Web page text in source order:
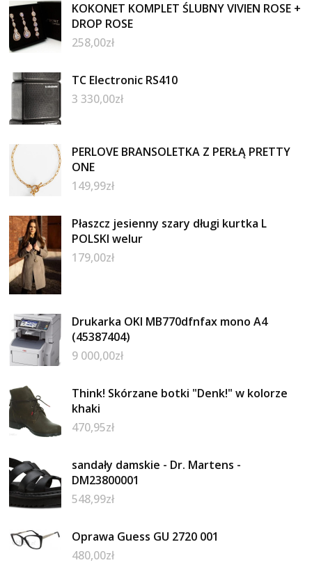
KOKONET KOMPLET ŚLUBNY VIVIEN ROSE +
DROP ROSE
258,00zł
TC Electronic RS410
3 330,00zł
PERLOVE BRANSOLETKA Z PERŁĄ PRETTY
ONE
149,99zł
Płaszcz jesienny szary długi kurtka L
POLSKI welur
179,00zł
Drukarka OKI MB770dfnfax mono A4
(45387404)
9 000,00zł
Think! Skórzane botki "Denk!" w kolorze
khaki
470,95zł
sandały damskie - Dr. Martens -
DM23800001
548,99zł
Oprawa Guess GU 2720 001
480,00zł